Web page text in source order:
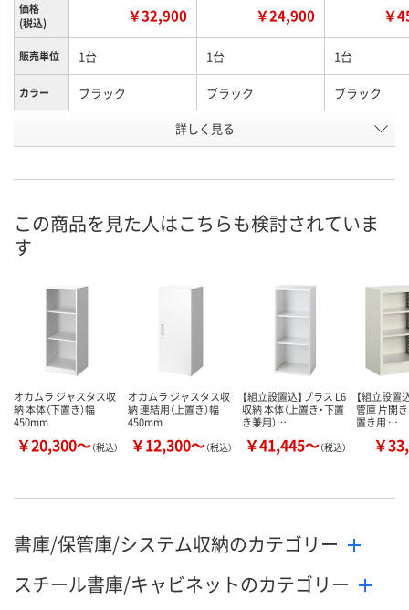
価格
(税込)
￥32,900 ￥24,900 ￥
販売単位 1台 1台 1台
カラー ブラック ブラック ブラック
1100mm 1850mm
錠）
錠）
お申込番
号
EK49169 EK49204 EK49161
お届け日
カゴへ カゴへ カ
詳しく見る
この商品を見た人はこちらも検討されていま
す
オカムラ ジャスタス収
納 本体（下置き）幅
450mm
￥20,300～（税込）
オカムラ ジャスタス収
納 連結用（上置き）幅
450mm
￥12,300～（税込）
【組立設置込】プラス L6
収納 本体（上置き・下置
き兼用）…
￥41,445～（税込）
【組立設置
管庫 片開
置き用 …
￥
書庫/保管庫/システム収納のカテゴリー
スチール書庫/キャビネットのカテゴリー